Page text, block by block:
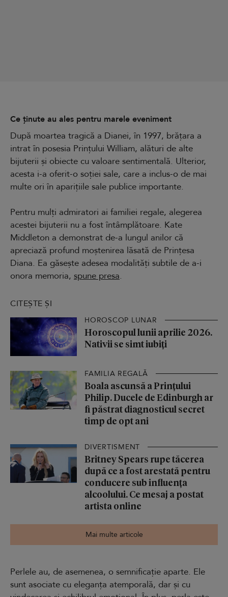
Ce ținute au ales pentru marele eveniment
După moartea tragică a Dianei, în 1997, brățara a
intrat în posesia Prințului William, alături de alte
bijuterii și obiecte cu valoare sentimentală. Ulterior,
acesta i-a oferit-o soției sale, care a inclus-o de mai
multe ori în aparițiile sale publice importante.
Pentru mulți admiratori ai familiei regale, alegerea
acestei bijuterii nu a fost întâmplătoare. Kate
Middleton a demonstrat de-a lungul anilor că
apreciază profund moștenirea lăsată de Prințesa
Diana. Ea găsește adesea modalități subtile de a-i
onora memoria, spune presa.
CITEȘTE ȘI
HOROSCOP LUNAR
Horoscopul lunii aprilie 2026.
Nativii se simt iubiți
FAMILIA REGALĂ
Boala ascunsă a Prințului
Philip. Ducele de Edinburgh ar
fi păstrat diagnosticul secret
timp de opt ani
DIVERTISMENT
Britney Spears rupe tăcerea
după ce a fost arestată pentru
conducere sub influența
alcoolului. Ce mesaj a postat
artista online
Mai multe articole
Perlele au, de asemenea, o semnificație aparte. Ele
sunt asociate cu eleganța atemporală, dar și cu